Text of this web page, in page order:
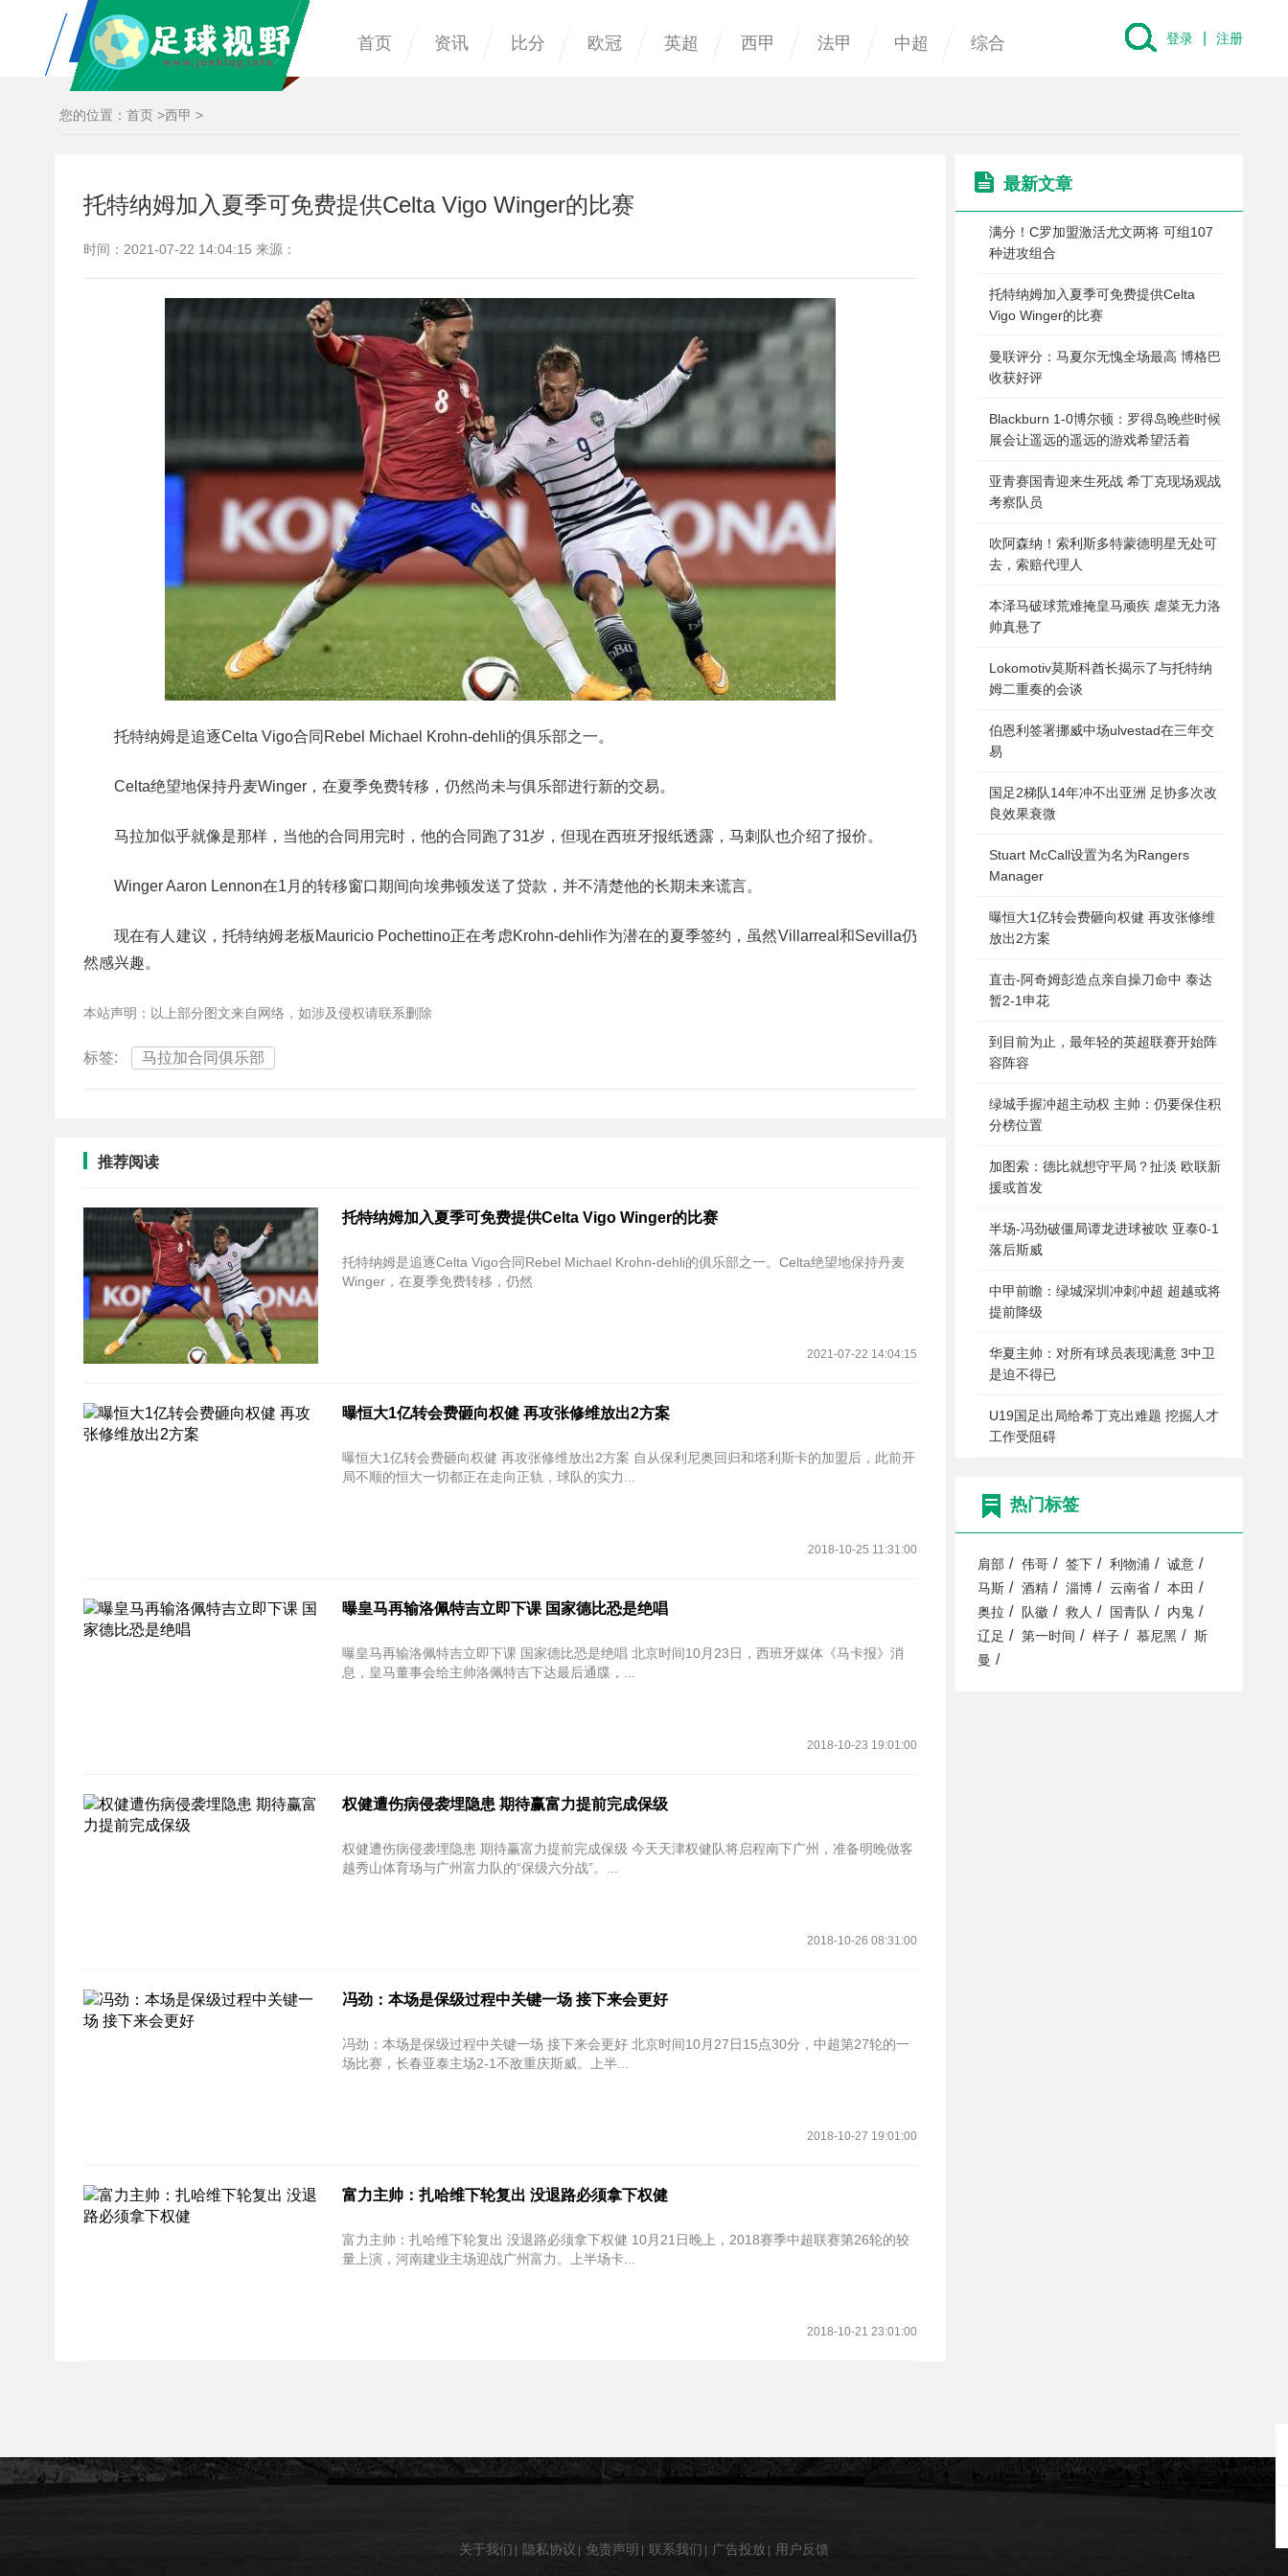
首页 资讯 比分 欧冠 英超 西甲 法甲 中超 综合 登录 注册
您的位置： 首页 >西甲 >
托特纳姆加入夏季可免费提供Celta Vigo Winger的比赛
时间：2021-07-22 14:04:15 来源：
托特纳姆是追逐Celta Vigo合同Rebel Michael Krohn-dehli的俱乐部之一。
Celta绝望地保持丹麦Winger，在夏季免费转移，仍然尚未与俱乐部进行新的交易。
马拉加似乎就像是那样，当他的合同用完时，他的合同跑了31岁，但现在西班牙报纸透露，马刺队也介绍了报价。
Winger Aaron Lennon在1月的转移窗口期间向埃弗顿发送了贷款，并不清楚他的长期未来谎言。
现在有人建议，托特纳姆老板Mauricio Pochettino正在考虑Krohn-dehli作为潜在的夏季签约，虽然Villarreal和Sevilla仍
然感兴趣。
本站声明：以上部分图文来自网络，如涉及侵权请联系删除
标签: 马拉加合同俱乐部
推荐阅读
托特纳姆加入夏季可免费提供Celta Vigo Winger的比赛
托特纳姆是追逐Celta Vigo合同Rebel Michael Krohn-dehli的俱乐部之一。Celta绝望地保持丹麦
Winger，在夏季免费转移，仍然
2021-07-22 14:04:15
曝恒大1亿转会费砸向权健 再攻张修维放出2方案
曝恒大1亿转会费砸向权健 再攻张修维放出2方案 自从保利尼奥回归和塔利斯卡的加盟后，此前开
局不顺的恒大一切都正在走向正轨，球队的实力...
2018-10-25 11:31:00
曝皇马再输洛佩特吉立即下课 国家德比恐是绝唱
曝皇马再输洛佩特吉立即下课 国家德比恐是绝唱 北京时间10月23日，西班牙媒体《马卡报》消
息，皇马董事会给主帅洛佩特吉下达最后通牒，...
2018-10-23 19:01:00
权健遭伤病侵袭埋隐患 期待赢富力提前完成保级
权健遭伤病侵袭埋隐患 期待赢富力提前完成保级 今天天津权健队将启程南下广州，准备明晚做客
越秀山体育场与广州富力队的“保级六分战”。...
2018-10-26 08:31:00
冯劲：本场是保级过程中关键一场 接下来会更好
冯劲：本场是保级过程中关键一场 接下来会更好 北京时间10月27日15点30分，中超第27轮的一
场比赛，长春亚泰主场2-1不敌重庆斯威。上半...
2018-10-27 19:01:00
富力主帅：扎哈维下轮复出 没退路必须拿下权健
富力主帅：扎哈维下轮复出 没退路必须拿下权健 10月21日晚上，2018赛季中超联赛第26轮的较
量上演，河南建业主场迎战广州富力。上半场卡...
2018-10-21 23:01:00
最新文章
满分！C罗加盟激活尤文两将 可组107
种进攻组合
托特纳姆加入夏季可免费提供Celta
Vigo Winger的比赛
曼联评分：马夏尔无愧全场最高 博格巴
收获好评
Blackburn 1-0博尔顿：罗得岛晚些时候
展会让遥远的遥远的游戏希望活着
亚青赛国青迎来生死战 希丁克现场观战
考察队员
吹阿森纳！索利斯多特蒙德明星无处可
去，索赔代理人
本泽马破球荒难掩皇马顽疾 虐菜无力洛
帅真悬了
Lokomotiv莫斯科酋长揭示了与托特纳
姆二重奏的会谈
伯恩利签署挪威中场ulvestad在三年交
易
国足2梯队14年冲不出亚洲 足协多次改
良效果衰微
Stuart McCall设置为名为Rangers
Manager
曝恒大1亿转会费砸向权健 再攻张修维
放出2方案
直击-阿奇姆彭造点亲自操刀命中 泰达
暂2-1申花
到目前为止，最年轻的英超联赛开始阵
容阵容
绿城手握冲超主动权 主帅：仍要保住积
分榜位置
加图索：德比就想守平局？扯淡 欧联新
援或首发
半场-冯劲破僵局谭龙进球被吹 亚泰0-1
落后斯威
中甲前瞻：绿城深圳冲刺冲超 超越或将
提前降级
华夏主帅：对所有球员表现满意 3中卫
是迫不得已
U19国足出局给希丁克出难题 挖掘人才
工作受阻碍
热门标签
肩部 / 伟哥 / 签下 / 利物浦 / 诚意 /
马斯 / 酒精 / 淄博 / 云南省 / 本田 /
奥拉 / 队徽 / 救人 / 国青队 / 内鬼 /
辽足 / 第一时间 / 样子 / 慕尼黑 /
斯
曼 /
关于我们 隐私协议 免责声明 联系我们 广告投放 用户反馈